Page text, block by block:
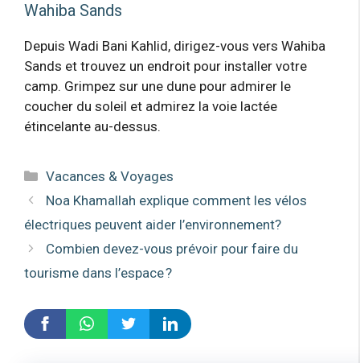
Wahiba Sands
Depuis Wadi Bani Kahlid, dirigez-vous vers Wahiba
Sands et trouvez un endroit pour installer votre
camp. Grimpez sur une dune pour admirer le
coucher du soleil et admirez la voie lactée
étincelante au-dessus.
Catégories
Vacances & Voyages
Noa Khamallah explique comment les vélos
électriques peuvent aider l’environnement?
Combien devez-vous prévoir pour faire du
tourisme dans l’espace ?